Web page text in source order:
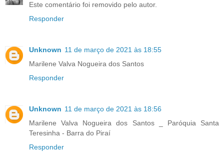
Este comentário foi removido pelo autor.
Responder
Unknown 11 de março de 2021 às 18:55
Marilene Valva Nogueira dos Santos
Responder
Unknown 11 de março de 2021 às 18:56
Marilene Valva Nogueira dos Santos _ Paróquia Santa
Teresinha - Barra do Piraí
Responder